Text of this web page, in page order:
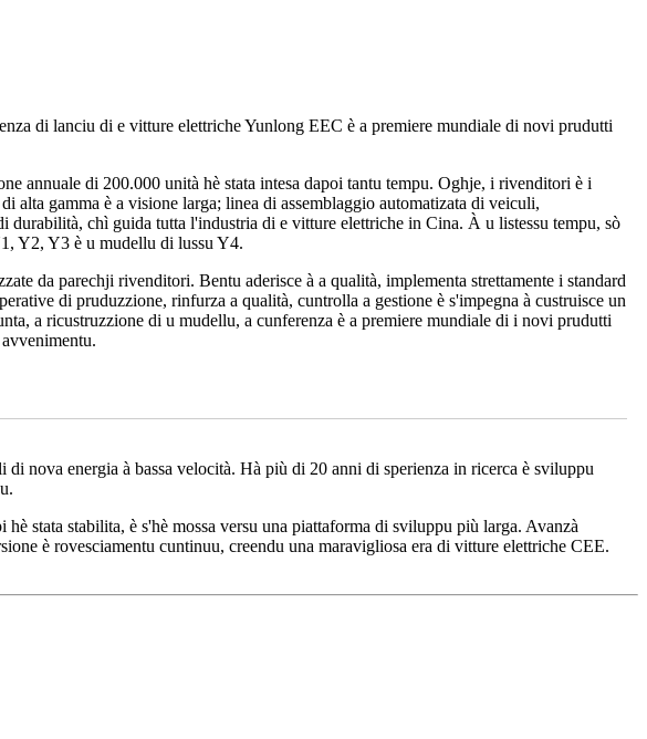
di lanciu di e vitture elettriche Yunlong EEC è a premiere mundiale di novi prudutti
annuale di 200.000 unità hè stata intesa dapoi tantu tempu. Oghje, i rivenditori è i
alta gamma è a visione larga; linea di assemblaggio automatizata di veiculi,
chì guida tutta l'industria di e vitture elettriche in Cina. À u listessu tempu, sò
Y2, Y3 è u mudellu di lussu Y4.
da parechji rivenditori. Bentu aderisce à a qualità, implementa strettamente i standard
di pruduzzione, rinfurza a qualità, cuntrolla a gestione è s'impegna à custruisce un
a ricustruzzione di u mudellu, a cunferenza è a premiere mundiale di i novi prudutti
nova energia à bassa velocità. Hà più di 20 anni di sperienza in ricerca è sviluppu
stata stabilita, è s'hè mossa versu una piattaforma di sviluppu più larga. Avanzà
è rovesciamentu cuntinuu, creendu una maravigliosa era di vitture elettriche CEE.